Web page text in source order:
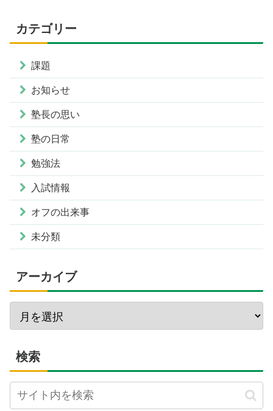
カテゴリー
課題
お知らせ
塾長の思い
塾の日常
勉強法
入試情報
オフの出来事
未分類
アーカイブ
検索